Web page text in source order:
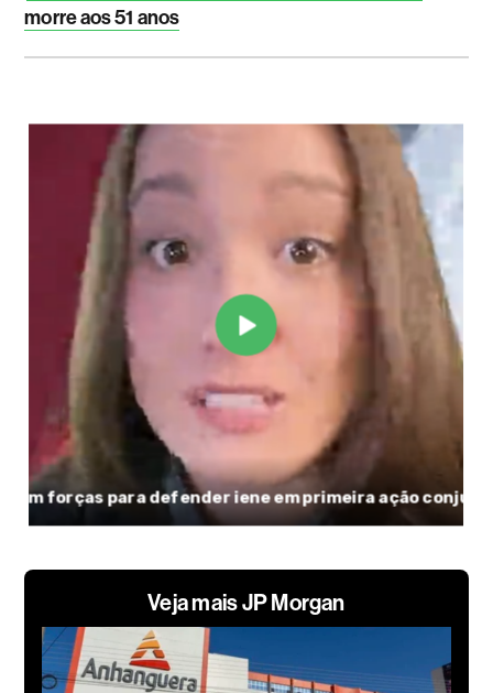
morre aos 51 anos
Veja mais JP Morgan